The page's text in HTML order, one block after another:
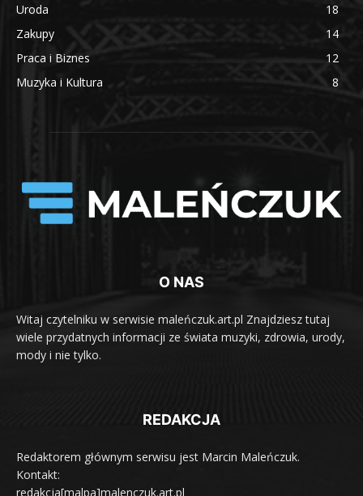
Uroda
18
Zakupy
14
Praca i Biznes
12
Muzyka i Kultura
8
O NAS
Witaj czytelniku w serwisie maleńczuk.art.pl Znajdziesz tutaj
wiele przydatnych informacji ze świata muzyki, zdrowia, urody,
mody i nie tylko.
REDAKCJA
Redaktorem głównym serwisu jest Marcin Maleńczuk.
Kontakt:
redakcja[malpa]malenczuk.art.pl